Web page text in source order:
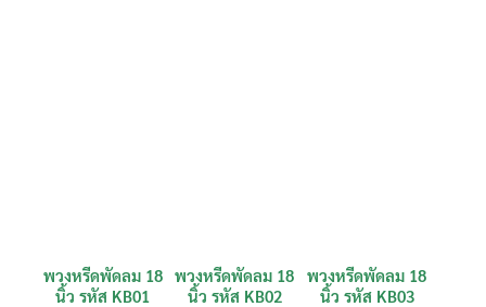
พวงหรีดพัดลม 18
นิ้ว รหัส KB01
พวงหรีดพัดลม 18
นิ้ว รหัส KB02
พวงหรีดพัดลม 18
นิ้ว รหัส KB03